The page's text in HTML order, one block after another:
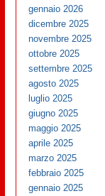
gennaio 2026
dicembre 2025
novembre 2025
ottobre 2025
settembre 2025
agosto 2025
luglio 2025
giugno 2025
maggio 2025
aprile 2025
marzo 2025
febbraio 2025
gennaio 2025